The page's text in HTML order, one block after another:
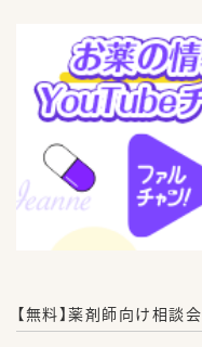
【無料】薬剤師向け相談会